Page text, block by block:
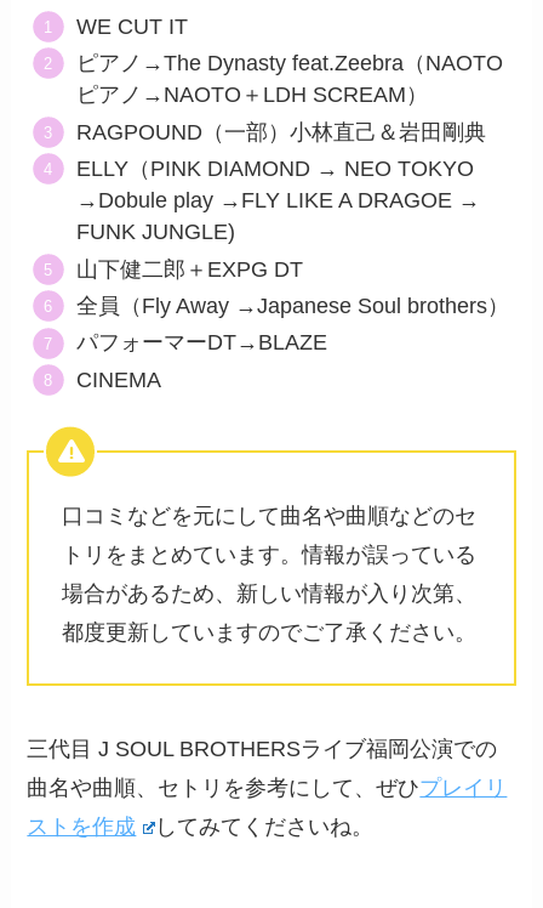
WE CUT IT
ピアノ→The Dynasty feat.Zeebra（NAOTO
ピアノ→NAOTO＋LDH SCREAM）
RAGPOUND（一部）小林直己＆岩田剛典
ELLY（PINK DIAMOND → NEO TOKYO
→Dobule play →FLY LIKE A DRAGOE →
FUNK JUNGLE)
山下健二郎＋EXPG DT
全員（Fly Away →Japanese Soul brothers）
パフォーマーDT→BLAZE
CINEMA
口コミなどを元にして曲名や曲順などのセ
トリをまとめています。情報が誤っている
場合があるため、新しい情報が入り次第、
都度更新していますのでご了承ください。
三代目 J SOUL BROTHERSライブ福岡公演での
曲名や曲順、セトリを参考にして、ぜひプレイリ
ストを作成
してみてくださいね。